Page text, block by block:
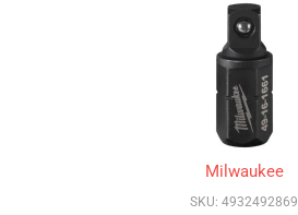
Milwaukee
SKU: 4932492869